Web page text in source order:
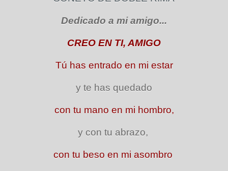
Dedicado a mi amigo...
CREO EN TI, AMIGO
Tú has entrado en mi estar
y te has quedado
con tu mano en mi hombro,
y con tu abrazo,
con tu beso en mi asombro